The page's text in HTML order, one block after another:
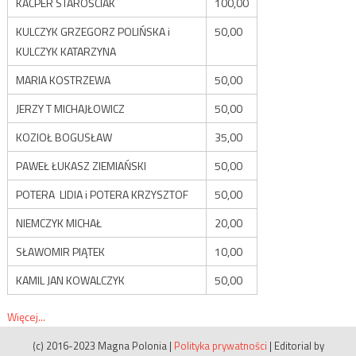
KULCZYK GRZEGORZ POLIŃSKA i
KULCZYK KATARZYNA
50,00
MARIA KOSTRZEWA
50,00
JERZY T MICHAJŁOWICZ
50,00
KOZIOŁ BOGUSŁAW
35,00
PAWEŁ ŁUKASZ ZIEMIAŃSKI
50,00
POTERA LIDIA i POTERA KRZYSZTOF
50,00
NIEMCZYK MICHAŁ
20,00
SŁAWOMIR PIĄTEK
10,00
KAMIL JAN KOWALCZYK
50,00
Więcej...
(c) 2016-2023 Magna Polonia | Polityka prywatności | Editorial by